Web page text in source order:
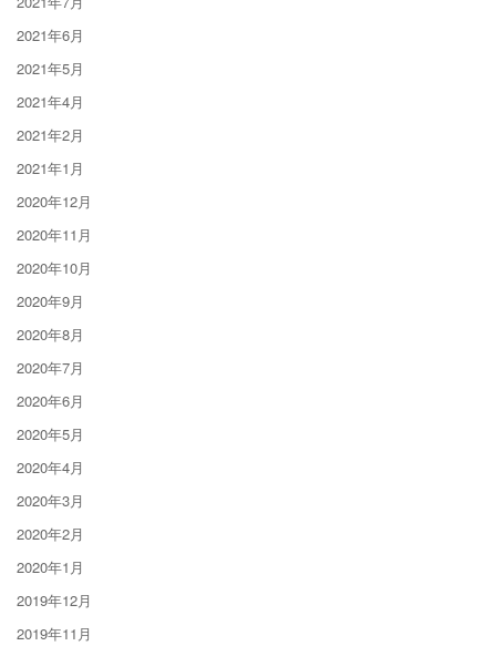
2021年6月
2021年5月
2021年4月
2021年2月
2021年1月
2020年12月
2020年11月
2020年10月
2020年9月
2020年8月
2020年7月
2020年6月
2020年5月
2020年4月
2020年3月
2020年2月
2020年1月
2019年12月
2019年11月